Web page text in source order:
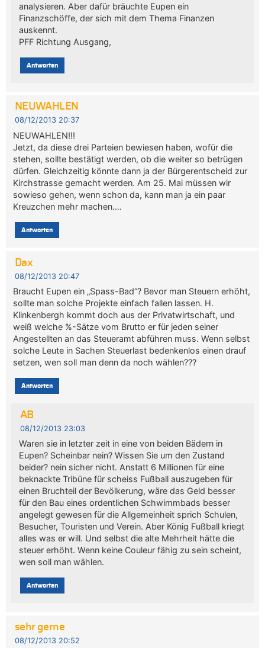
analysieren. Aber dafür bräuchte Eupen ein
Finanzschöffe, der sich mit dem Thema Finanzen
auskennt.
PFF Richtung Ausgang,
Antworten
NEUWAHLEN
08/12/2013 20:37
NEUWAHLEN!!!
Jetzt, da diese drei Parteien bewiesen haben, wofür die
stehen, sollte bestätigt werden, ob die weiter so betrügen
dürfen. Gleichzeitig könnte dann ja der Bürgerentscheid zur
Kirchstrasse gemacht werden. Am 25. Mai müssen wir
sowieso gehen, wenn schon da, kann man ja ein paar
Kreuzchen mehr machen….
Antworten
Dax
08/12/2013 20:47
Braucht Eupen ein „Spass-Bad“? Bevor man Steuern erhöht,
sollte man solche Projekte einfach fallen lassen. H.
Klinkenbergh kommt doch aus der Privatwirtschaft, und
weiß welche %-Sätze vom Brutto er für jeden seiner
Angestellten an das Steueramt abführen muss. Wenn selbst
solche Leute in Sachen Steuerlast bedenkenlos einen drauf
setzen, wen soll man denn da noch wählen???
Antworten
AB
08/12/2013 23:03
Waren sie in letzter zeit in eine von beiden Bädern in
Eupen? Scheinbar nein? Wissen Sie um den Zustand
beider? nein sicher nicht. Anstatt 6 Millionen für eine
beknackte Tribüne für scheiss Fußball auszugeben für
einen Bruchteil der Bevölkerung, wäre das Geld besser
für den Bau eines ordentlichen Schwimmbads besser
angelegt gewesen für die Allgemeinheit sprich Schulen,
Besucher, Touristen und Verein. Aber König Fußball kriegt
alles was er will. Und selbst die alte Mehrheit hätte die
steuer erhöht. Wenn keine Couleur fähig zu sein scheint,
wen soll man wählen.
Antworten
sehr gerne
08/12/2013 20:52